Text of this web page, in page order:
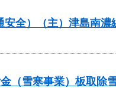
安全）（主）津島
（雪寒事業）板取除